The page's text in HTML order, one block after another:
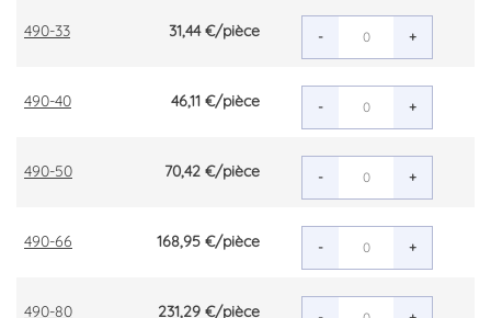
490-33 31,44 €/pièce - +
490-40 46,11 €/pièce - +
490-50 70,42 €/pièce - +
490-66 168,95 €/pièce - +
490-80 231,29 €/pièce